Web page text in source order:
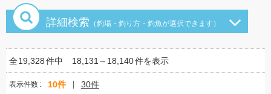
詳細検索 （釣場・釣り方・釣魚が選択できます）
全19,328件中 18,131～18,140件を表示
表示件数 10件 30件